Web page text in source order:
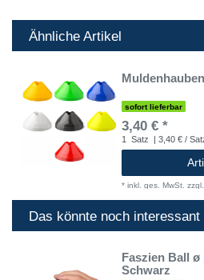
Ähnliche Artikel
sofort lieferbar
3,40 € *
1 Satz | 3,40 € /
* inkl. ges. MwSt. zzgl.
Das könnte noch interessant
Faszien Ball ø
Schwarz